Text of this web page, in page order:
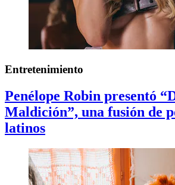
Entretenimiento
Penélope Robin presentó
Maldición”, una fusión de
latinos